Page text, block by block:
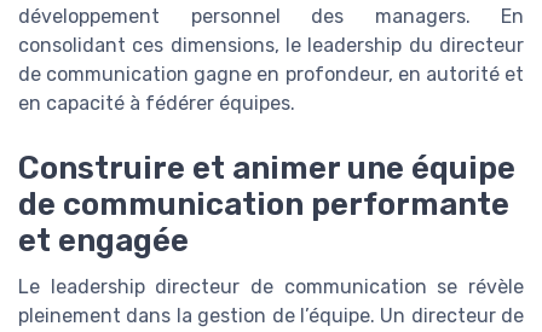
développement personnel des managers. En
consolidant ces dimensions, le leadership du directeur
de communication gagne en profondeur, en autorité et
en capacité à fédérer équipes.
Construire et animer une équipe
de communication performante
et engagée
Le leadership directeur de communication se révèle
pleinement dans la gestion de l’équipe. Un directeur de